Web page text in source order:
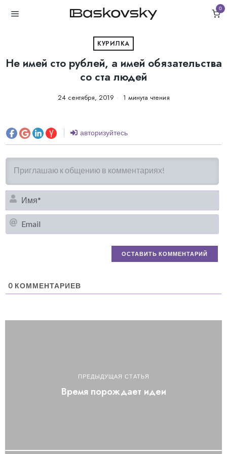
0
КУРИЛКА
Не имей сто рублей, а имей обязательства
со ста людей
24 сентября, 2019 1 минута чтения
авторизуйтесь
0 КОММЕНТАРИЕВ
ПРЕДЫДУЩАЯ СТАТЬЯ
Время порождает идеи